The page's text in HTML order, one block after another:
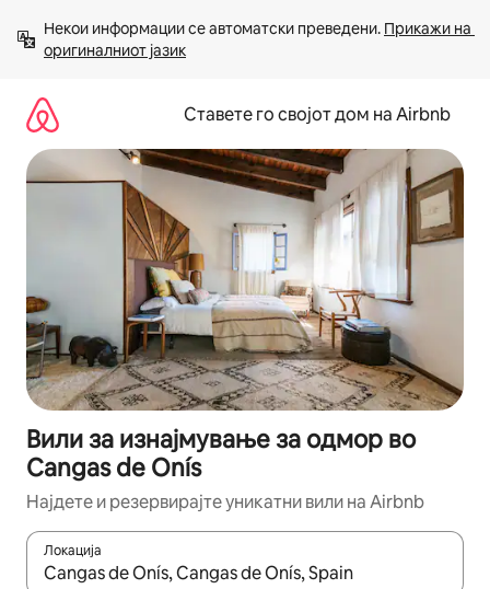
содржина
Некои информации се автоматски преведени. Прикажи на
оригиналниот јазик
Ставете го својот дом на Airbnb
Вили за изнајмување за одмор во
Cangas de Onís
Најдете и резервирајте уникатни вили на Airbnb
Локација
Кога резултатите се достапни, движете се со копчињата